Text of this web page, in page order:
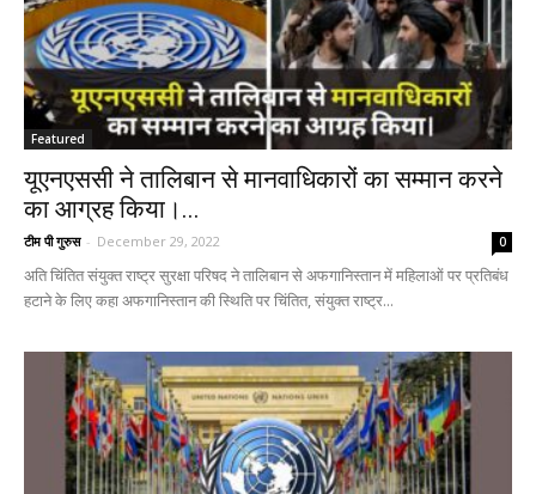
Featured
यूएनएससी ने तालिबान से मानवाधिकारों का सम्मान करने
का आग्रह किया।...
टीम पी गुरुस - December 29, 2022 0
अति चिंतित संयुक्त राष्ट्र सुरक्षा परिषद ने तालिबान से अफगानिस्तान में महिलाओं पर प्रतिबंध
हटाने के लिए कहा अफगानिस्तान की स्थिति पर चिंतित, संयुक्त राष्ट्र...